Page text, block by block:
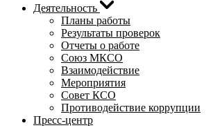
Деятельность
Планы работы
Результаты проверок
Отчеты о работе
Союз МКСО
Взаимодействие
Мероприятия
Совет КСО
Противодействие коррупции
Пресс-центр